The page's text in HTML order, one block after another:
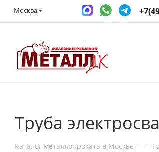
Москва
Труба
Каталог металлопроката в Москве —